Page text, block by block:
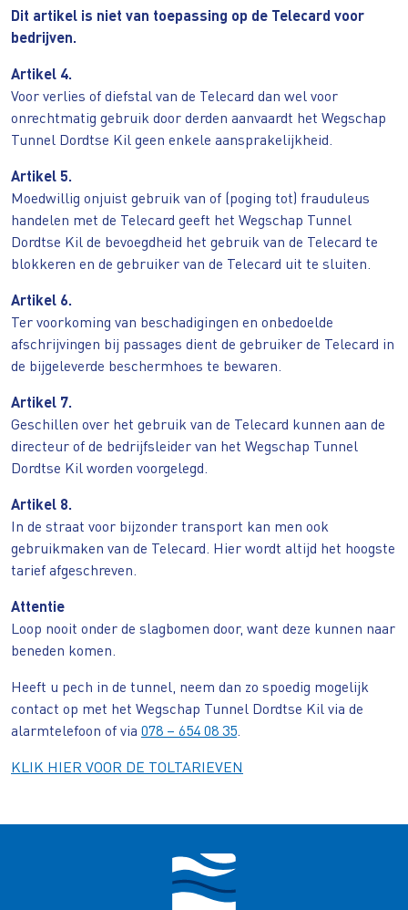
Dit artikel is niet van toepassing op de Telecard voor
bedrijven.
Artikel 4.
Voor verlies of diefstal van de Telecard dan wel voor
onrechtmatig gebruik door derden aanvaardt het Wegschap
Tunnel Dordtse Kil geen enkele aansprakelijkheid.
Artikel 5.
Moedwillig onjuist gebruik van of (poging tot) frauduleus
handelen met de Telecard geeft het Wegschap Tunnel
Dordtse Kil de bevoegdheid het gebruik van de Telecard te
blokkeren en de gebruiker van de Telecard uit te sluiten.
Artikel 6.
Ter voorkoming van beschadigingen en onbedoelde
afschrijvingen bij passages dient de gebruiker de Telecard in
de bijgeleverde beschermhoes te bewaren.
Artikel 7.
Geschillen over het gebruik van de Telecard kunnen aan de
directeur of de bedrijfsleider van het Wegschap Tunnel
Dordtse Kil worden voorgelegd.
Artikel 8.
In de straat voor bijzonder transport kan men ook
gebruikmaken van de Telecard. Hier wordt altijd het hoogste
tarief afgeschreven.
Attentie
Loop nooit onder de slagbomen door, want deze kunnen naar
beneden komen.
Heeft u pech in de tunnel, neem dan zo spoedig mogelijk
contact op met het Wegschap Tunnel Dordtse Kil via de
alarmtelefoon of via 078 – 654 08 35.
KLIK HIER VOOR DE TOLTARIEVEN